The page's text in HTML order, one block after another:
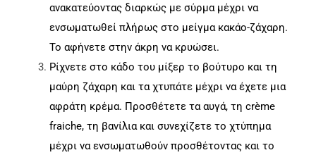
ανακατεύοντας διαρκώς με σύρμα μέχρι να
ενσωματωθεί πλήρως στο μείγμα κακάο-ζάχαρη.
Το αφήνετε στην άκρη να κρυώσει.
Ρίχνετε στο κάδο του μίξερ το βούτυρο και τη
μαύρη ζάχαρη και τα χτυπάτε μέχρι να έχετε μια
αφράτη κρέμα. Προσθέτετε τα αυγά, τη crème
fraiche, τη βανίλια και συνεχίζετε το χτύπημα
μέχρι να ενσωματωθούν προσθέτοντας και το